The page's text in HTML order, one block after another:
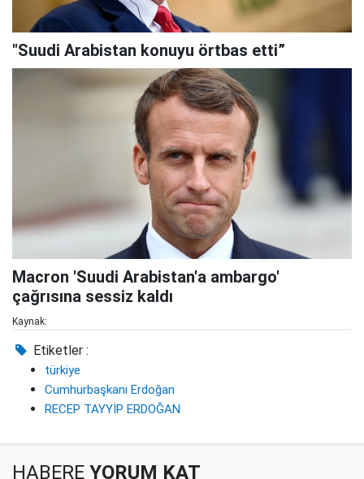
"Suudi Arabistan konuyu örtbas etti”
Macron 'Suudi Arabistan'a ambargo'
çağrısına sessiz kaldı
Kaynak:
Etiketler :
türkiye
Cumhurbaşkanı Erdoğan
RECEP TAYYİP ERDOĞAN
HABERE YORUM KAT